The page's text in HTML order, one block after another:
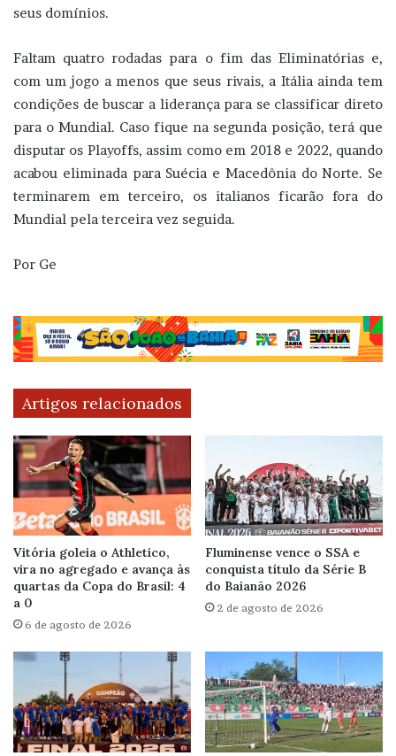
seus domínios.
Faltam quatro rodadas para o fim das Eliminatórias e,
com um jogo a menos que seus rivais, a Itália ainda tem
condições de buscar a liderança para se classificar direto
para o Mundial. Caso fique na segunda posição, terá que
disputar os Playoffs, assim como em 2018 e 2022, quando
acabou eliminada para Suécia e Macedônia do Norte. Se
terminarem em terceiro, os italianos ficarão fora do
Mundial pela terceira vez seguida.
Por Ge
Artigos relacionados
Vitória goleia o Athletico,
vira no agregado e avança às
quartas da Copa do Brasil: 4
a 0
6 de agosto de 2026
Fluminense vence o SSA e
conquista título da Série B
do Baianão 2026
2 de agosto de 2026